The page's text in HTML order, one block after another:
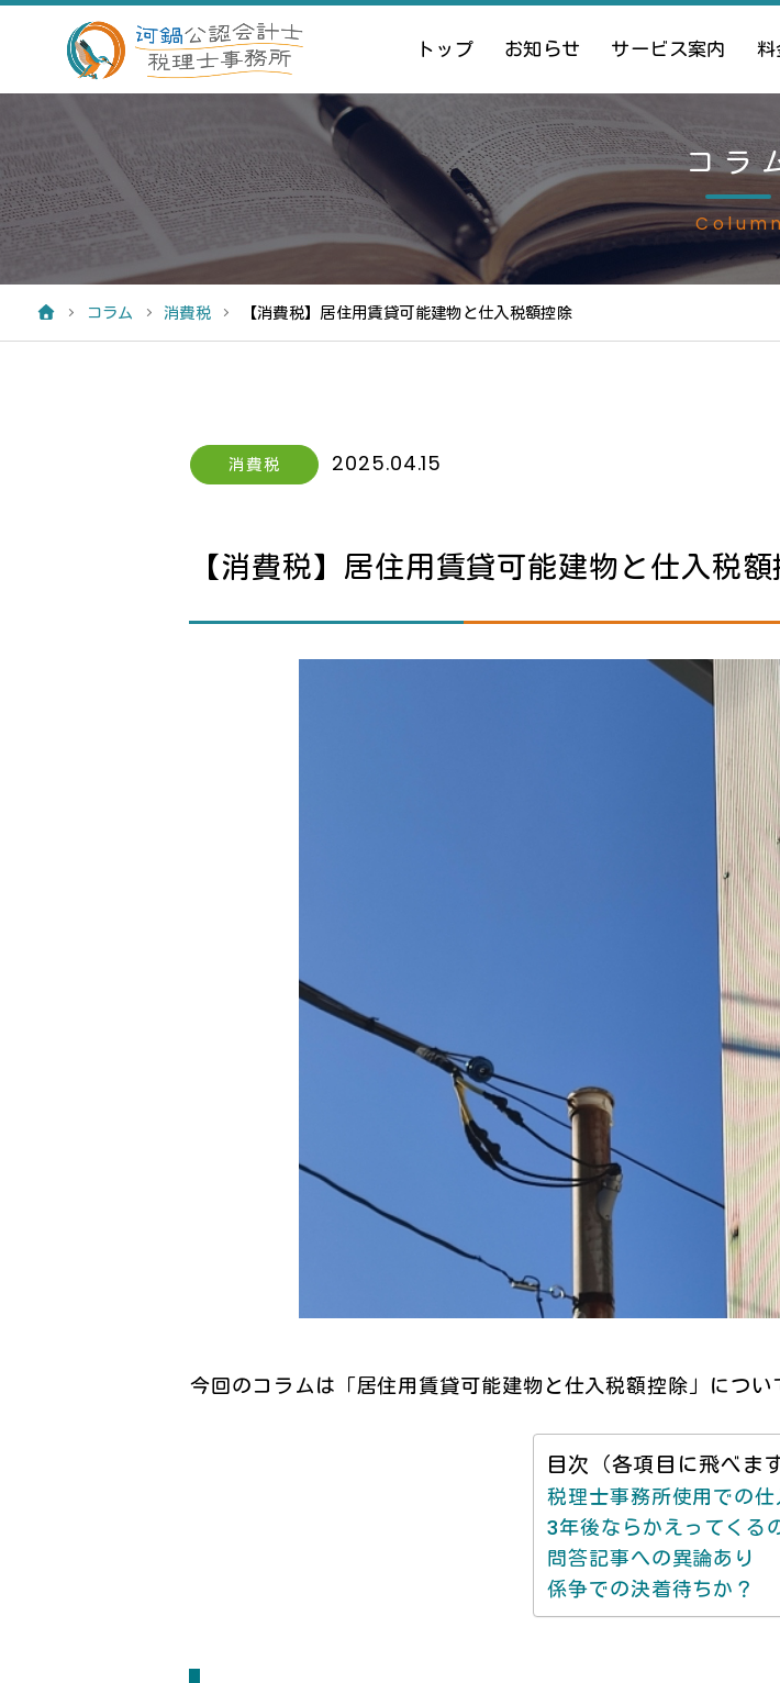
トップ お知らせ サービス案内 料
コラ
コラム 消費税 【消費税】居住用賃貸可能建物と仕入税額控除
消費税 2025.04.15
【消費税】居住用賃貸可能建物と仕入税
今回のコラムは「居住用賃貸可能建物と仕入税額控除」につい
目次（各項目に飛べます
税理士事務所使用での
3年後ならかえってくる
問答記事への異論あり
係争での決着待ちか？